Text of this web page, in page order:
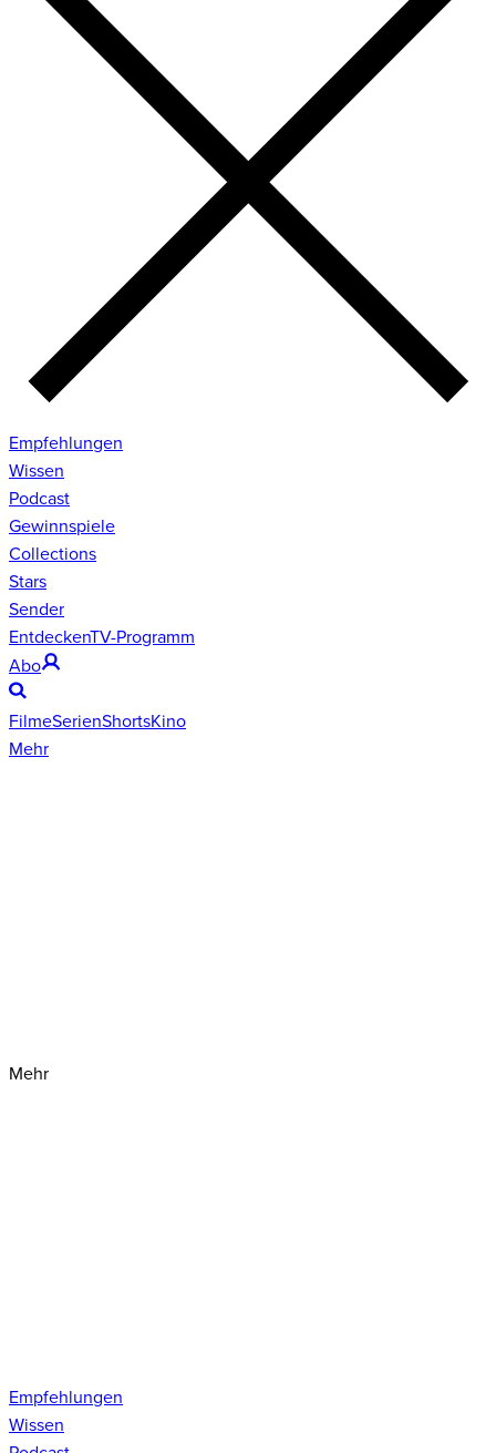
Empfehlungen
Wissen
Podcast
Gewinnspiele
Collections
Stars
Sender
EntdeckenTV-Programm
Abo
FilmeSerienShortsKino
Mehr
Mehr
Empfehlungen
Wissen